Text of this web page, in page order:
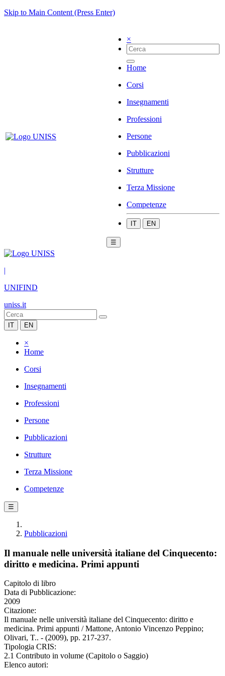
Skip to Main Content (Press Enter)
×
Home
Corsi
Insegnamenti
Professioni
Persone
Pubblicazioni
Strutture
Terza Missione
Competenze
IT EN
☰
|
UNIFIND
uniss.it
IT EN
×
Home
Corsi
Insegnamenti
Professioni
Persone
Pubblicazioni
Strutture
Terza Missione
Competenze
☰
Pubblicazioni
Il manuale nelle università italiane del Cinquecento:
diritto e medicina. Primi appunti
Capitolo di libro
Data di Pubblicazione:
2009
Citazione:
Il manuale nelle università italiane del Cinquecento: diritto e
medicina. Primi appunti / Mattone, Antonio Vincenzo Peppino;
Olivari, T.. - (2009), pp. 217-237.
Tipologia CRIS:
2.1 Contributo in volume (Capitolo o Saggio)
Elenco autori: